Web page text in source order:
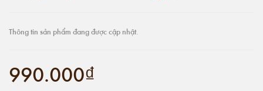
Thông tin sản phẩm đang được cập nhật.
990.000₫